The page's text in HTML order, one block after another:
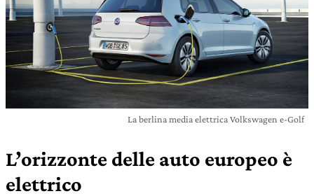
La berlina media elettrica Volkswagen e-Golf
L’orizzonte delle auto europeo è
elettrico